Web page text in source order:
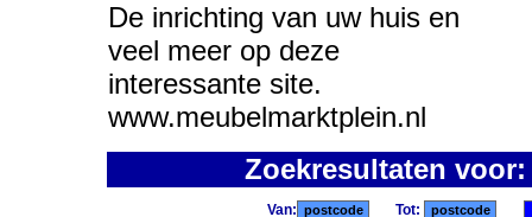
De inrichting van uw huis en
veel meer op deze
interessante site.
www.meubelmarktplein.nl
Zoekresultaten
Van: Tot: